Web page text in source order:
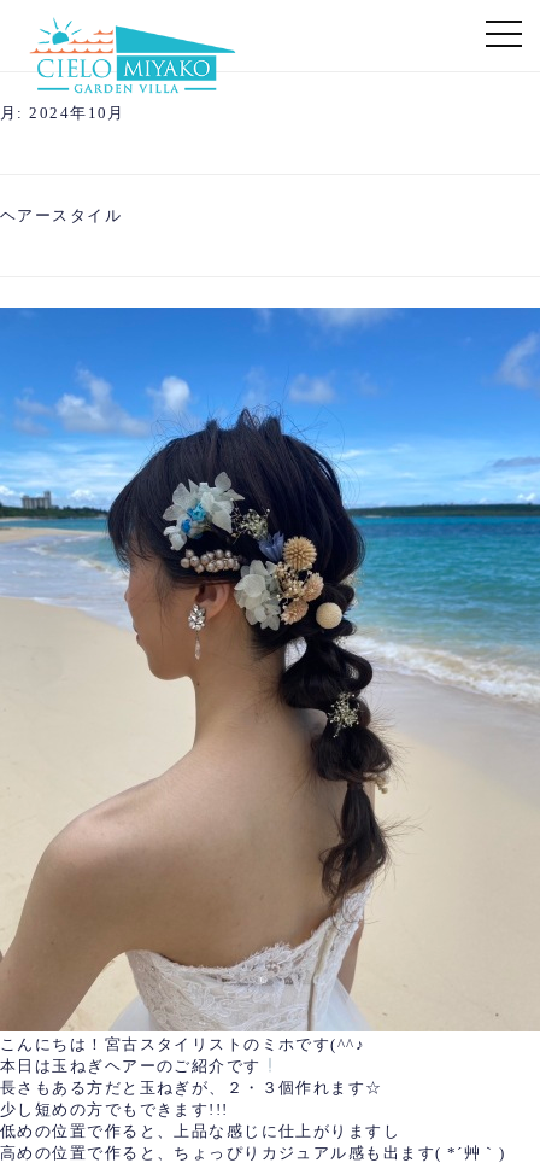
月:2024年10月
ヘアースタイル
こんにちは！宮古スタイリストのミホです(^^♪
本日は玉ねぎヘアーのご紹介です
長さもある方だと玉ねぎが、２・３個作れます☆
少し短めの方でもできます!!!
低めの位置で作ると、上品な感じに仕上がりますし
高めの位置で作ると、ちょっぴりカジュアル感も出ます( *´艸｀)